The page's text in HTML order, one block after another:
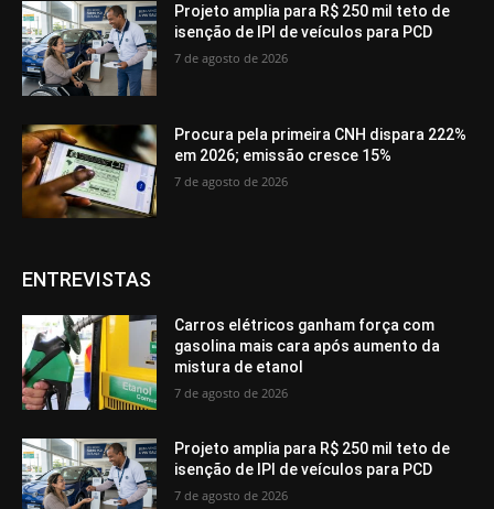
Projeto amplia para R$ 250 mil teto de
isenção de IPI de veículos para PCD
7 de agosto de 2026
Procura pela primeira CNH dispara 222%
em 2026; emissão cresce 15%
7 de agosto de 2026
ENTREVISTAS
Carros elétricos ganham força com
gasolina mais cara após aumento da
mistura de etanol
7 de agosto de 2026
Projeto amplia para R$ 250 mil teto de
isenção de IPI de veículos para PCD
7 de agosto de 2026